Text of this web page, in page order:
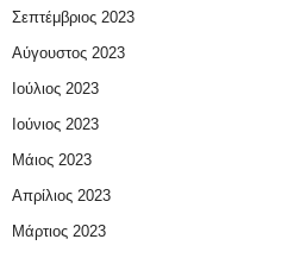
Σεπτέμβριος 2023
Αύγουστος 2023
Ιούλιος 2023
Ιούνιος 2023
Μάιος 2023
Απρίλιος 2023
Μάρτιος 2023